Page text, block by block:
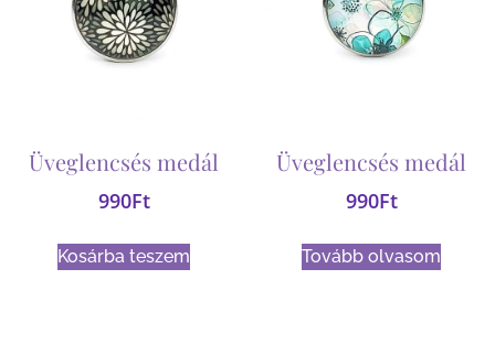
Üveglencsés medál
990Ft
Kosárba teszem
Üveglencsés medál
990Ft
Tovább olvasom